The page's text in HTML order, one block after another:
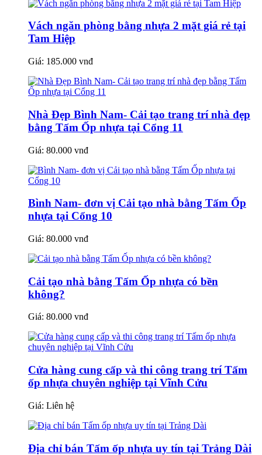
Vách ngăn phòng bằng nhựa 2 mặt giá rẻ tại
Tam Hiệp
Giá: 185.000 vnđ
Nhà Đẹp Bình Nam- Cải tạo trang trí nhà đẹp
bằng Tấm Ốp nhựa tại Cổng 11
Giá: 80.000 vnđ
Bình Nam- đơn vị Cải tạo nhà bằng Tấm Ốp
nhựa tại Cổng 10
Giá: 80.000 vnđ
Cải tạo nhà bằng Tấm Ốp nhựa có bền
không?
Giá: 80.000 vnđ
Cửa hàng cung cấp và thi công trang trí Tấm
ốp nhựa chuyên nghiệp tại Vĩnh Cửu
Giá: Liên hệ
Địa chỉ bán Tấm ốp nhựa uy tín tại Trảng Dài